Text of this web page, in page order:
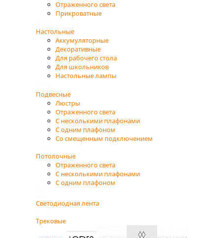
Отраженного света
Прикроватные
Настольные
Аккумуляторные
Декоративные
Для рабочего стола
Для школьников
Настольные лампы
Подвесные
Люстры
Отраженного света
С несколькими плафонами
С одним плафоном
Со смещенным подключением
Потолочные
Отраженного света
С несколькими плафонами
С одним плафоном
Светодиодная лента
Трековые